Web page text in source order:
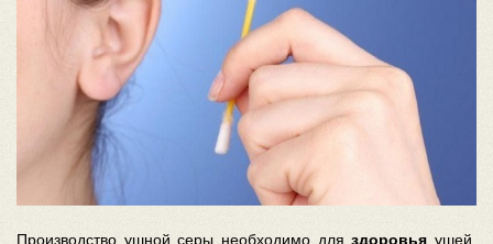
Производство ушной серы необходимо дляздоровья ушей.